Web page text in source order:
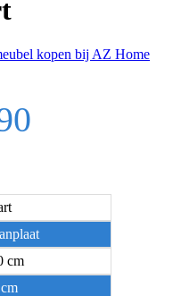
kopen bij AZ Home
cm